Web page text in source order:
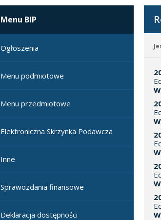
Menu BIP
Ogłoszenia
Menu podmiotowe
Menu przedmiotowe
Elektroniczna Skrzynka Podawcza
Inne
Sprawozdania finansowe
Deklaracja dostępności